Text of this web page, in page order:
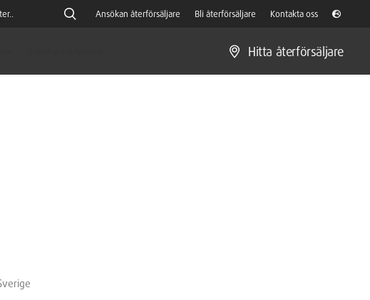
Ansökan återförsäljare Bli återförsäljare Kontakta oss
Hitta återförsäljare